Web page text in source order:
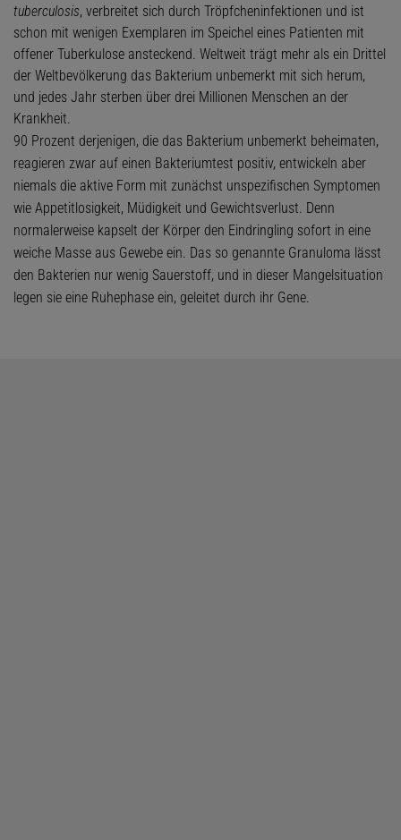
tuberculosis, verbreitet sich durch Tröpfcheninfektionen und ist
schon mit wenigen Exemplaren im Speichel eines Patienten mit
offener Tuberkulose ansteckend. Weltweit trägt mehr als ein Drittel
der Weltbevölkerung das Bakterium unbemerkt mit sich herum,
und jedes Jahr sterben über drei Millionen Menschen an der
Krankheit.
90 Prozent derjenigen, die das Bakterium unbemerkt beheimaten,
reagieren zwar auf einen Bakteriumtest positiv, entwickeln aber
niemals die aktive Form mit zunächst unspezifischen Symptomen
wie Appetitlosigkeit, Müdigkeit und Gewichtsverlust. Denn
normalerweise kapselt der Körper den Eindringling sofort in eine
weiche Masse aus Gewebe ein. Das so genannte Granuloma lässt
den Bakterien nur wenig Sauerstoff, und in dieser Mangelsituation
legen sie eine Ruhephase ein, geleitet durch ihr Gene.